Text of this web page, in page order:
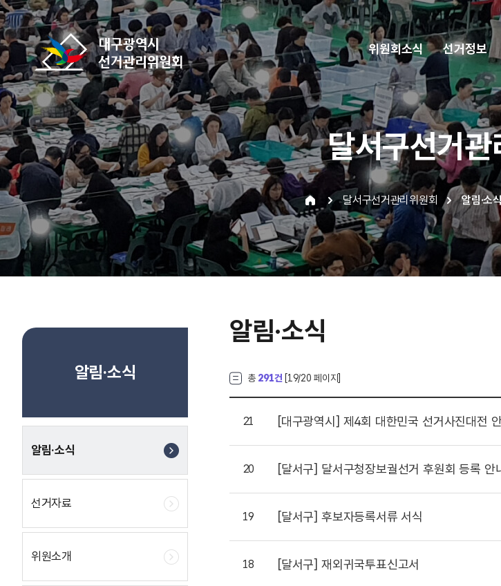
바로가기 메뉴
위원회소식 선거정보
달서구선거
달서구선거관리위원회 알림·소식
알림·소식
알림·소식
선거자료
위원소개
알림·소식
총 291건 [19/20 페이지]
21 [대구광역시] 제4회 대한민국 선거사진대전
20 [달서구] 달서구청장보궐선거 후원회 등록 안
19 [달서구] 후보자등록서류 서식
18 [달서구] 재외귀국투표신고서